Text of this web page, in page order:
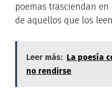
poemas trasciendan
de aquellos que los
Leer más: La poesía
no rendirse